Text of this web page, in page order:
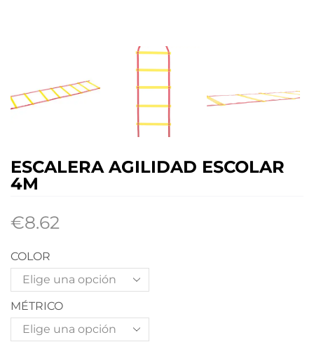
ESCALERA AGILIDAD ESCOLAR
4M
€8.62
COLOR
MÉTRICO